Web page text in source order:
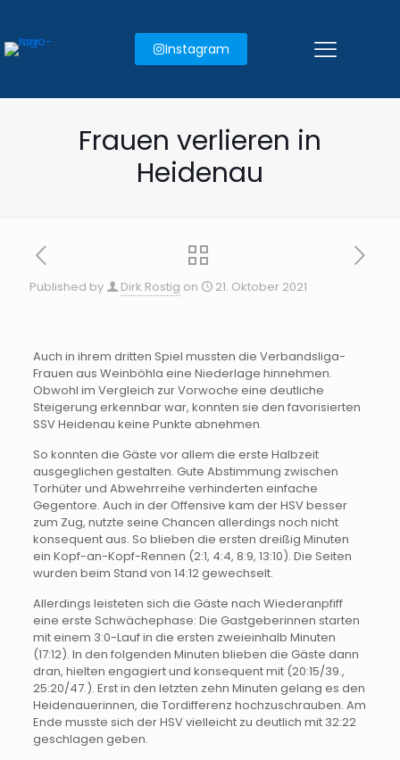
Instagram
Frauen verlieren in
Heidenau
Published by Dirk Rostig on 21. Oktober 2021
Auch in ihrem dritten Spiel mussten die Verbandsliga-
Frauen aus Weinböhla eine Niederlage hinnehmen.
Obwohl im Vergleich zur Vorwoche eine deutliche
Steigerung erkennbar war, konnten sie den favorisierten
SSV Heidenau keine Punkte abnehmen.
So konnten die Gäste vor allem die erste Halbzeit
ausgeglichen gestalten. Gute Abstimmung zwischen
Torhüter und Abwehrreihe verhinderten einfache
Gegentore. Auch in der Offensive kam der HSV besser
zum Zug, nutzte seine Chancen allerdings noch nicht
konsequent aus. So blieben die ersten dreißig Minuten
ein Kopf-an-Kopf-Rennen (2:1, 4:4, 8:9, 13:10). Die Seiten
wurden beim Stand von 14:12 gewechselt.
Allerdings leisteten sich die Gäste nach Wiederanpfiff
eine erste Schwächephase: Die Gastgeberinnen starten
mit einem 3:0-Lauf in die ersten zweieinhalb Minuten
(17:12). In den folgenden Minuten blieben die Gäste dann
dran, hielten engagiert und konsequent mit (20:15/39.,
25:20/47.). Erst in den letzten zehn Minuten gelang es den
Heidenauerinnen, die Tordifferenz hochzuschrauben. Am
Ende musste sich der HSV vielleicht zu deutlich mit 32:22
geschlagen geben.